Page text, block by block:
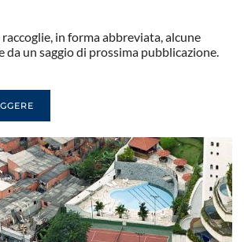
in forma abbreviata, alcune
un saggio di prossima pubblicazione.